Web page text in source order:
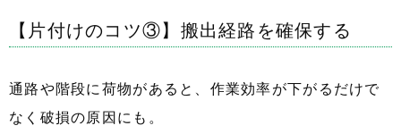
【片付けのコツ③】搬出経路を確保する
通路や階段に荷物があると、作業効率が下がるだけで
なく破損の原因にも。